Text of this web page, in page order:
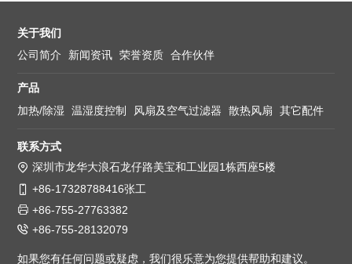
关于我们
公司简介
新闻资讯 荣誉资质 合作伙伴
产品
加热/除湿
温湿度控制 风扇及空气过滤器 散热风扇 其它配件
联系方式
深圳市龙华大浪石龙仔路美宝和工业园1栋西座5楼
+86-17328788416张工
+86-755-27763382
+86-755-28132079
如果您有任何问题或疑虑，我们很乐意为您提供帮助和建议。